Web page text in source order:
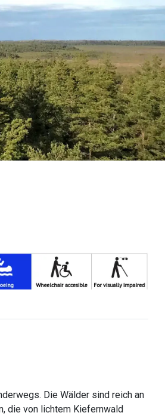
Die Wälder sind reich an
die von lichtem Kiefernwald